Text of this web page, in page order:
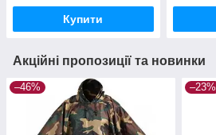
Купити
Акційні пропозиції та новинки
–46% –23%